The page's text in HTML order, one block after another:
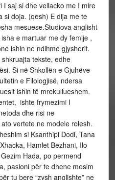
saj si dhe vellacko me I mire
si doja. (qesh) E dija me te
mesuese.Studiova anglisht
e martuar me dy femije ,
ishin ne ndihme gjysherit.
tekste, edhe
Si në Shkollën e Gjuhëve
e Filologjisë, ndersa
ishin të mrekullueshem.
ishte frymezimi I
dhe risi ne
vertete ne modele rolesh.
si Ksanthipi Dodi, Tana
Hamlet Bezhani, Ilo
Hada, po permend
pasioni për te dhene mesim
tu bere “zysh anglishte” ne